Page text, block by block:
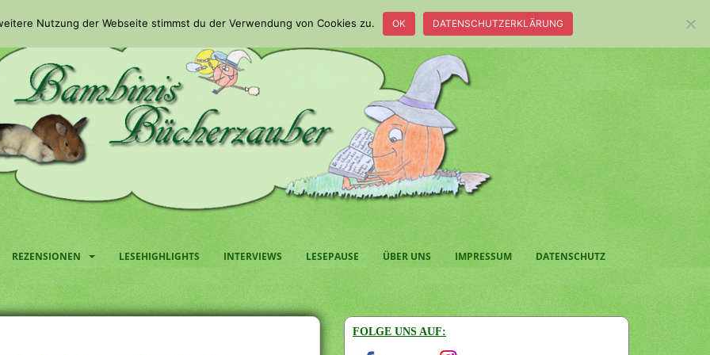
REZENSIONEN LESEHIGHLIGHTS INTERVIEWS LESEPAUSE ÜBER UNS IMPRESSUM DATENSCHUTZ
FOLGE UNS AUF:
Nutzung der Webseite stimmst du der Verwendung von Cookies zu. OK DATENSCHUTZERKLÄRUNG